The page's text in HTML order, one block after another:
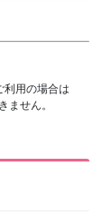
利用の場合は
せん。